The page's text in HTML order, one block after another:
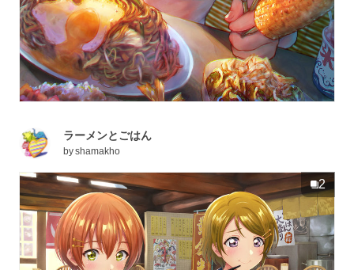
ラーメンとごはん
byshamakho
2